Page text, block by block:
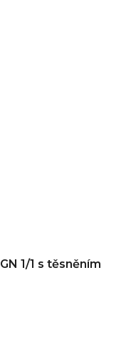
1/1 s těsněním